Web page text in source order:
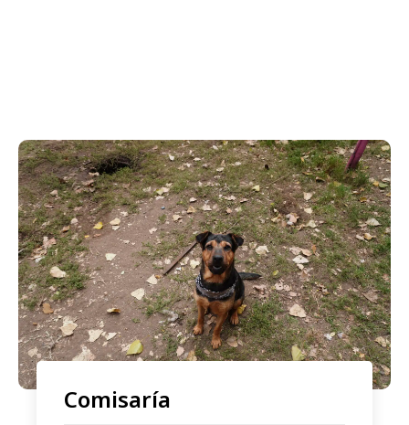
Comisaría